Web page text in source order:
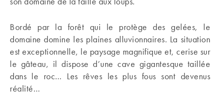
Bordé par la forêt qui le protège des gelées, le
domaine domine les plaines alluvionnaires. La situation
est exceptionnelle, le paysage magnifique et, cerise sur
le gâteau, il dispose d’une cave gigantesque taillée
dans le roc… Les rêves les plus fous sont devenus
réalité…